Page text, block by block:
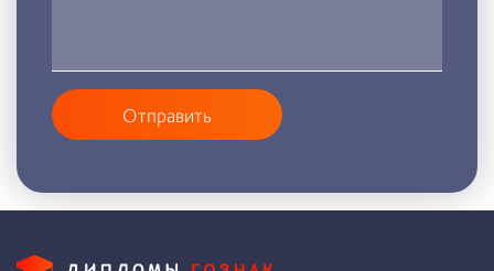
Отправить